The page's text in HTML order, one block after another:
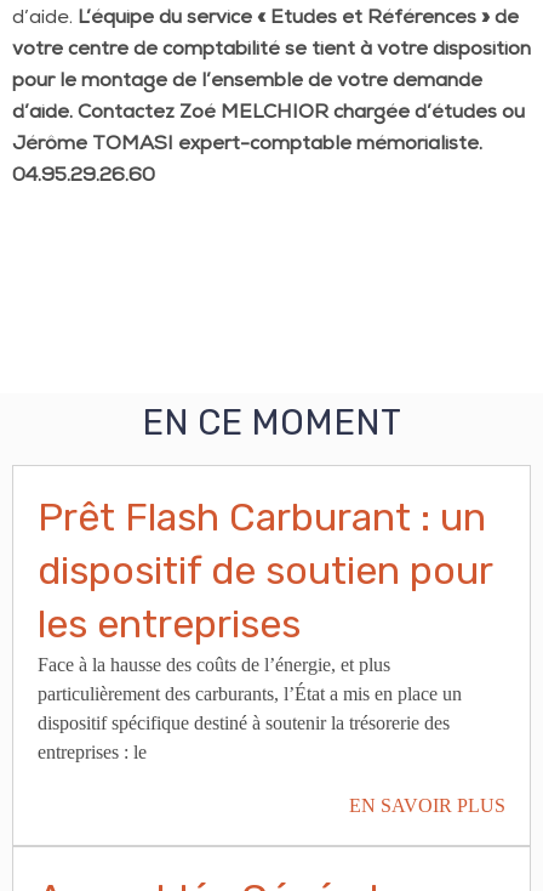
d’aide. L’équipe du service « Etudes et Références » de
votre centre de comptabilité se tient à votre disposition
pour le montage de l’ensemble de votre demande
d’aide. Contactez Zoé MELCHIOR chargée d’études ou
Jérôme TOMASI expert-comptable mémorialiste.
04.95.29.26.60
EN CE MOMENT
Prêt Flash Carburant : un
dispositif de soutien pour
les entreprises
Face à la hausse des coûts de l’énergie, et plus
particulièrement des carburants, l’État a mis en place un
dispositif spécifique destiné à soutenir la trésorerie des
entreprises : le
EN SAVOIR PLUS